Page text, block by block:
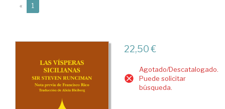
« 1
22,50 €
Agotado/Descatalogado.
Puede solicitar
búsqueda.